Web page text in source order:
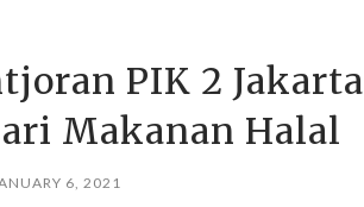
PIK 2 Jakarta
Makanan Halal
6, 2021